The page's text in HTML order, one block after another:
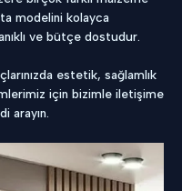
modelini kolayca
ve bütçe dostudur.
estetik, sağlamlık
için bizimle iletişime
arayın.